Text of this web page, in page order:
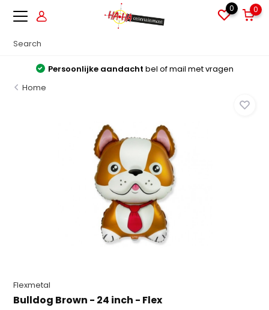
0 0
Persoonlijke aandacht bel of mail met vragen
Home
Flexmetal
Bulldog Brown - 24 inch - Flex